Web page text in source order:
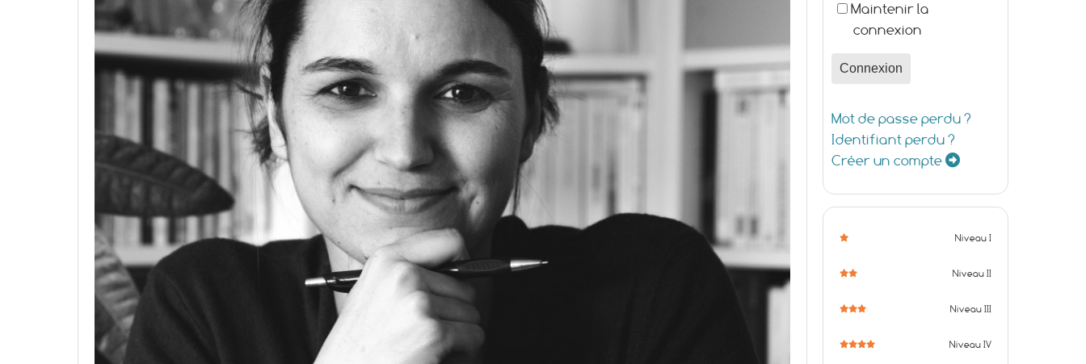
Maintenir la
connexion
Connexion
Mot de passe perdu ?
Identifiant perdu ?
Créer un compte
Niveau I
Niveau II
Niveau III
Niveau IV